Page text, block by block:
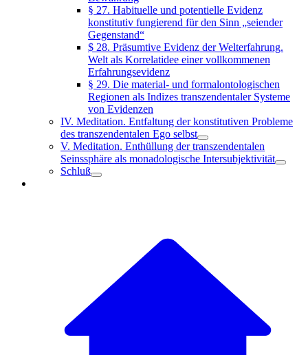
§ 27. Habituelle und potentielle Evidenz
konstitutiv fungierend für den Sinn „seiender
Gegenstand“
$ 28. Präsumtive Evidenz der Welterfahrung.
Welt als Korrelatidee einer vollkommenen
Erfahrungsevidenz
§ 29. Die material- und formalontologischen
Regionen als Indizes transzendentaler Systeme
von Evidenzen
IV. Meditation. Entfaltung der konstitutiven Probleme
des transzendentalen Ego selbst
V. Meditation. Enthüllung der transzendentalen
Seinssphäre als monadologische Intersubjektivität
Schluß